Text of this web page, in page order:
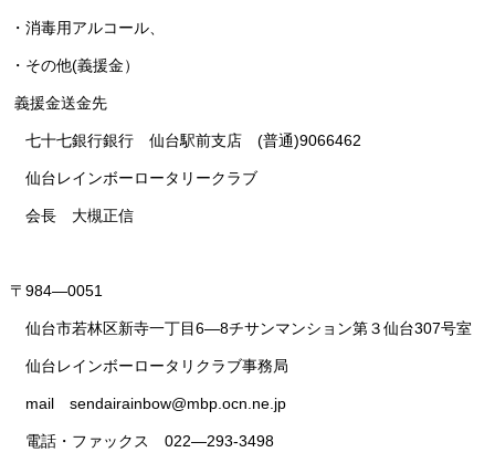
・消毒用アルコール、
・その他(義援金）
義援金送金先
七十七銀行銀行 仙台駅前支店 (普通)9066462
仙台レインボーロータリークラブ
会長 大槻正信
〒 984―0051
仙台市若林区新寺一丁目6―8チサンマンション第３仙台307号室
仙台レインボーロータリクラブ事務局
mail sendairainbow@mbp.ocn.ne.jp
電話・ファックス 022―293-3498